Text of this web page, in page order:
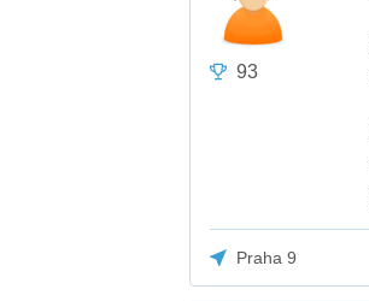
93
Praha 9